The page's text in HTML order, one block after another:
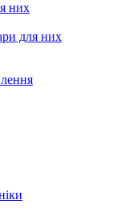
них
для них